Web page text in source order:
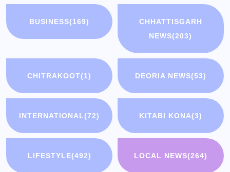
BUSINESS(169)
CHHATTISGARH
NEWS(203)
CHITRAKOOT(1) DEORIA NEWS(53)
INTERNATIONAL(72) KITABI KONA(3)
LIFESTYLE(492) LOCAL NEWS(264)